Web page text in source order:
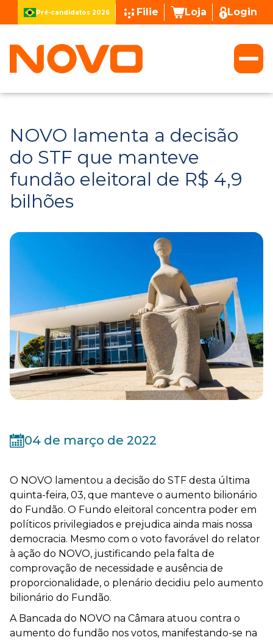
Pré-candidatos 2026 Filie Loja Login
NOVO lamenta a decisão
do STF que manteve
fundão eleitoral de R$ 4,9
bilhões
04 de março de 2022
O NOVO lamentou a decisão do STF desta última
quinta-feira, 03, que manteve o aumento bilionário
do Fundão. O Fundo eleitoral concentra poder em
políticos privilegiados e prejudica ainda mais nossa
democracia. Mesmo com o voto favorável do relator
à ação do NOVO, justificando pela falta de
comprovação de necessidade e ausência de
proporcionalidade, o plenário decidiu pelo aumento
bilionário do Fundão.
A Bancada do NOVO na Câmara atuou contra o
aumento do fundão nos votos, manifestando-se na